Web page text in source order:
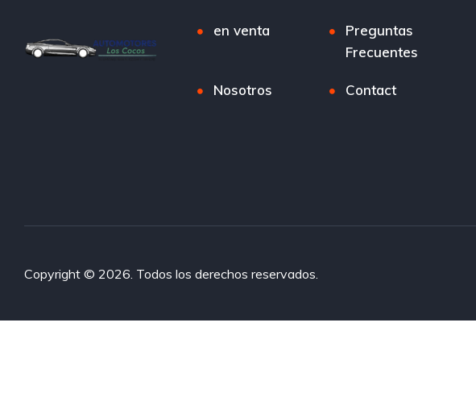
en venta
Preguntas
Frecuentes
Nosotros Contact
Copyright © 2026. Todos los derechos reservados.